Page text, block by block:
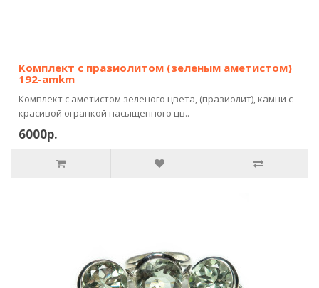
Комплект с празиолитом (зеленым аметистом)
192-amkm
Комплект с аметистом зеленого цвета, (празиолит), камни с
красивой огранкой насыщенного цв..
6000р.